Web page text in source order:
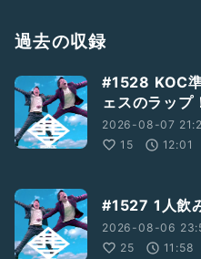
過去の収録
#1528 KOC
ェスのラップ
2026-08-07
15
12:01
#1527 1人飲
2026-08-06
25
11:58